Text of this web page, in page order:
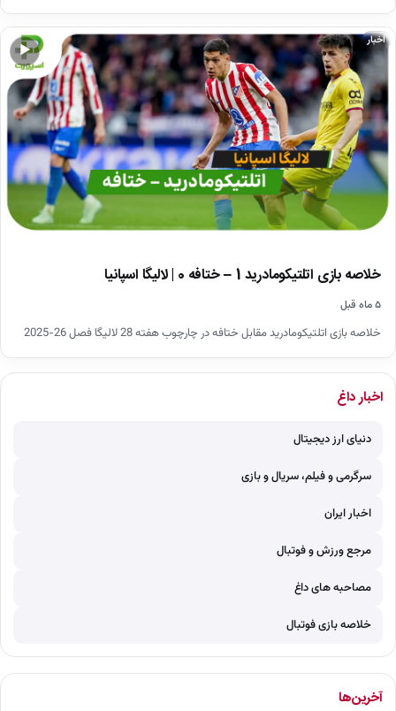
▶
اخبار
خلاصه بازی اتلتیکومادرید 1 – ختافه 0 | لالیگا اسپانیا
۵ ماه قبل
خلاصه بازی اتلتیکومادرید مقابل ختافه در چارچوب هفته 28 لالیگا فصل 26-2025
اخبار داغ
دنیای ارز دیجیتال
سرگرمی و فیلم، سریال و بازی
اخبار ایران
مرجع ورزش و فوتبال
مصاحبه های داغ
خلاصه بازی فوتبال
آخرین‌ها